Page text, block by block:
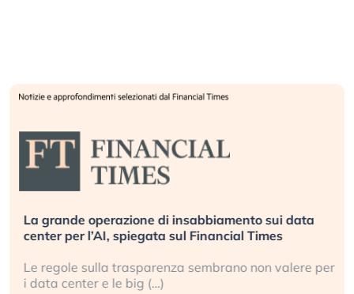
La grande operazione di insabbiamento sui data
center per l’AI, spiegata sul Financial Times
Le regole sulla trasparenza sembrano non valere per
i data center e le big (…)